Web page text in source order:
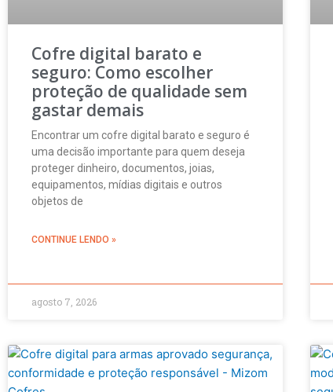
Cofre digital barato e
seguro: Como escolher
proteção de qualidade sem
gastar demais
Encontrar um cofre digital barato e seguro é
uma decisão importante para quem deseja
proteger dinheiro, documentos, joias,
equipamentos, mídias digitais e outros
objetos de
CONTINUE LENDO »
agosto 7, 2026